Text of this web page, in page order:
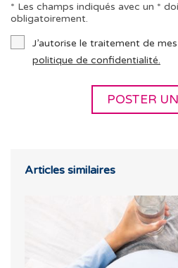
* Les champs indiqués avec un *
obligatoirement.
J’autorise le traitement de
politique de confidentialité.
Articles similaires